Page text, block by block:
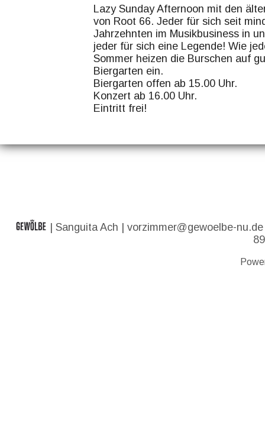
Lazy Sunday Afternoon mit den
von Root 66. Jeder für sich seit
Jahrzehnten im Musikbusiness in
jeder für sich eine Legende! Wie
Sommer heizen die Burschen auf
Biergarten ein.
Biergarten offen ab 15.00 Uhr.
Konzert ab 16.00 Uhr.
Eintritt frei!
| Sanguita Ach | vorzimmer@gewoelbe-nu.de